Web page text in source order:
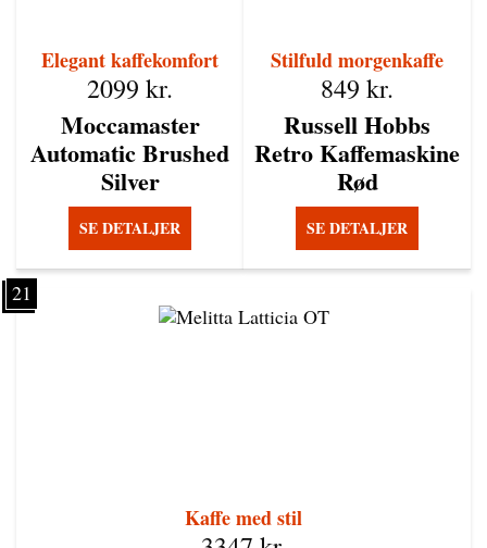
Elegant kaffekomfort
Moccamaster
Automatic Brushed
Silver
2099 kr.
SE DETALJER
Stilfuld morgenkaffe
Russell Hobbs
Retro Kaffemaskine
Rød
849 kr.
SE DETALJER
21
Kaffe med stil